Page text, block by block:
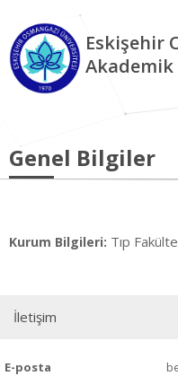
Eskişehir
Akademik
Genel Bilgiler
Kurum Bilgileri: Tıp
İletişim
E-posta